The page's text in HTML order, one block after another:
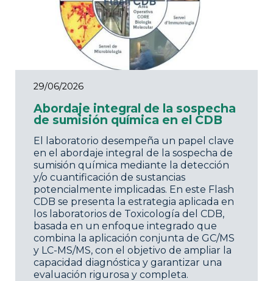
29/06/2026
Abordaje integral de la sospecha
de sumisión química en el CDB
El laboratorio desempeña un papel clave
en el abordaje integral de la sospecha de
sumisión química mediante la detección
y/o cuantificación de sustancias
potencialmente implicadas. En este Flash
CDB se presenta la estrategia aplicada en
los laboratorios de Toxicología del CDB,
basada en un enfoque integrado que
combina la aplicación conjunta de GC/MS
y LC-MS/MS, con el objetivo de ampliar la
capacidad diagnóstica y garantizar una
evaluación rigurosa y completa.